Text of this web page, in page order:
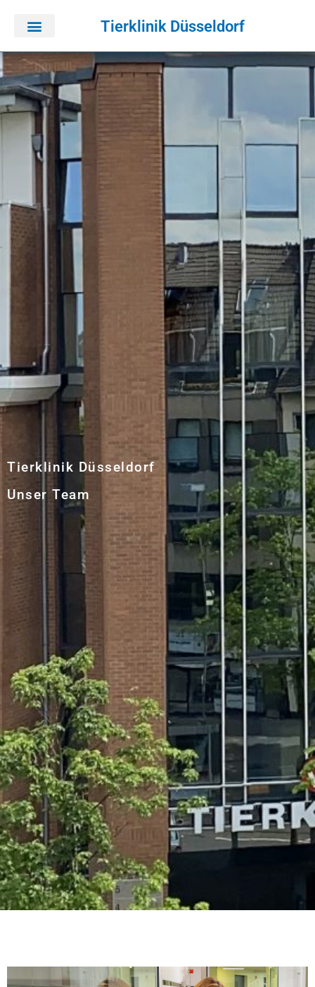
Tierklinik Düsseldorf
Tierklinik Düsseldorf
Unser Team